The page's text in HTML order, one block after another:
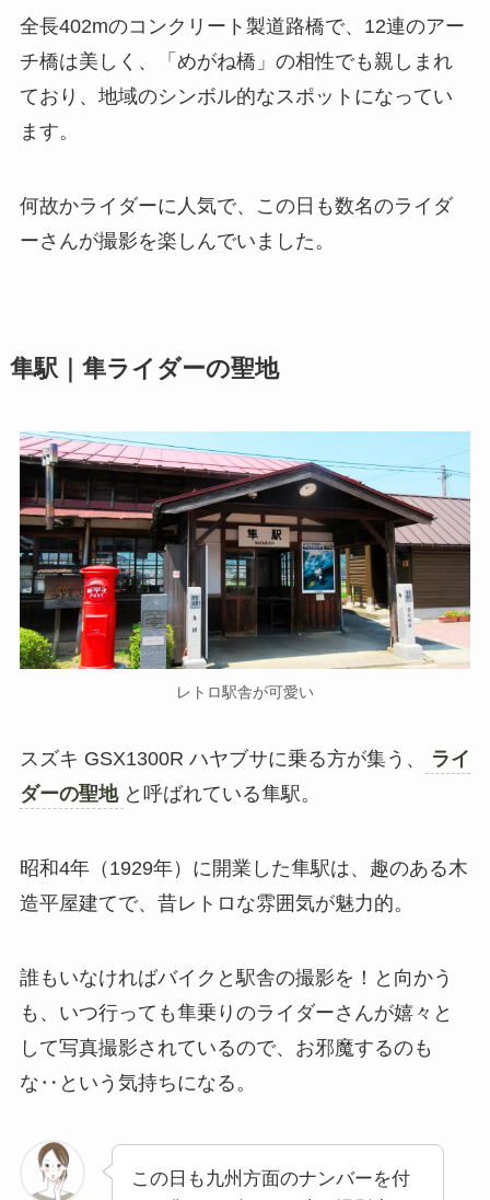
全長402mのコンクリート製道路橋で、12連のアー
チ橋は美しく、「めがね橋」の相性でも親しまれ
ており、地域のシンボル的なスポットになってい
ます。
何故かライダーに人気で、この日も数名のライダ
ーさんが撮影を楽しんでいました。
隼駅｜隼ライダーの聖地
レトロ駅舎が可愛い
スズキ GSX1300R ハヤブサに乗る方が集う、
ライ
ダーの聖地 と呼ばれている隼駅。
昭和4年（1929年）に開業した隼駅は、趣のある木
造平屋建てで、昔レトロな雰囲気が魅力的。
誰もいなければバイクと駅舎の撮影を！と向かう
も、いつ行っても隼乗りのライダーさんが嬉々と
して写真撮影されているので、お邪魔するのも
な‥という気持ちになる。
この日も九州方面のナンバーを付